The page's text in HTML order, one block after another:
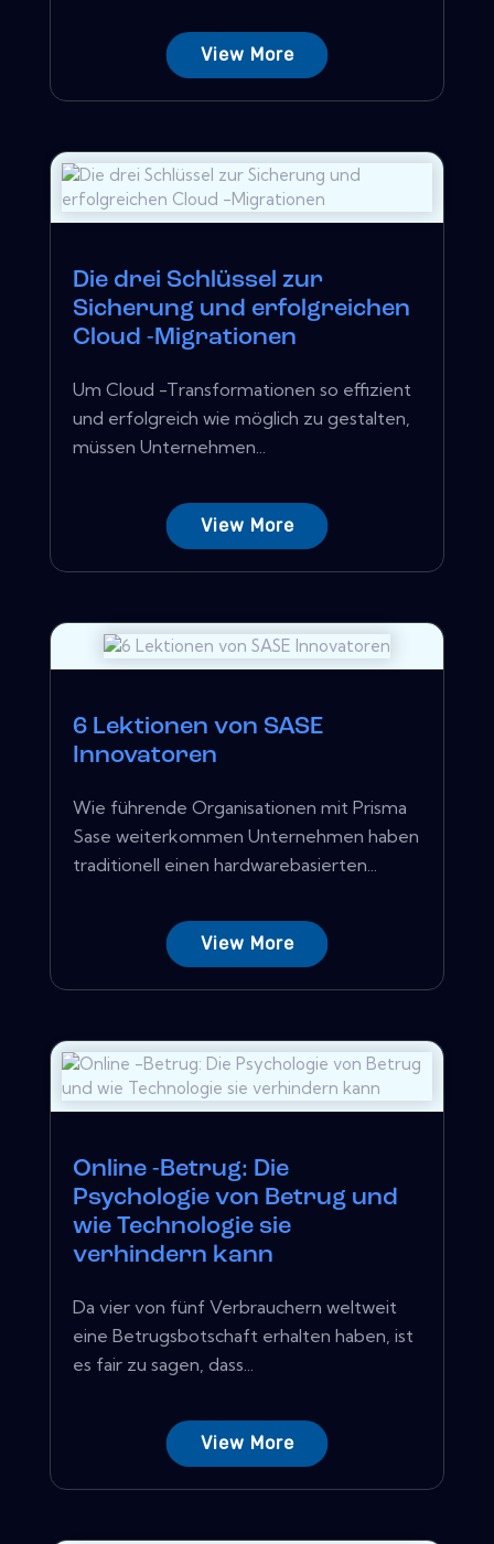
View More
Die drei Schlüssel zur
Sicherung und erfolgreichen
Cloud -Migrationen
Um Cloud -Transformationen so effizient
und erfolgreich wie möglich zu gestalten,
müssen Unternehmen...
View More
6 Lektionen von SASE
Innovatoren
Wie führende Organisationen mit Prisma
Sase weiterkommen Unternehmen haben
traditionell einen hardwarebasierten...
View More
Online -Betrug: Die
Psychologie von Betrug und
wie Technologie sie
verhindern kann
Da vier von fünf Verbrauchern weltweit
eine Betrugsbotschaft erhalten haben, ist
es fair zu sagen, dass...
View More